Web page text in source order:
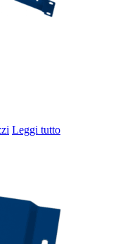
Leggi tutto